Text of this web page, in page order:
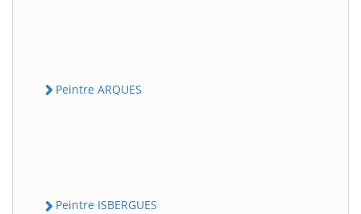
Peintre ARQUES
Peintre ISBERGUES